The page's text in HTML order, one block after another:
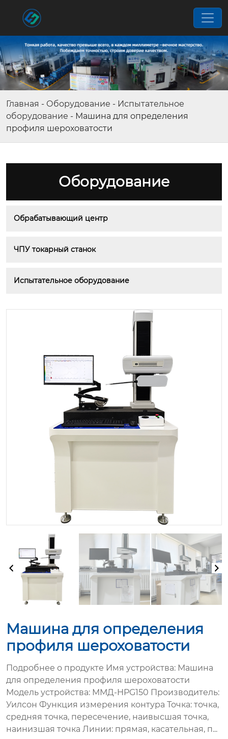
Главная - Оборудование - Испытательное
оборудование - Машина для определения
профиля шероховатости
Оборудование
Обрабатывающий центр
ЧПУ токарный станок
Испытательное оборудование
Машина для определения
профиля шероховатости
Подробнее о продукте Имя устройства: Машина
для определения профиля шероховатости
Модель устройства: ММД-HPG150 Производитель:
Уилсон Функция измерения контура Точка: точка,
средняя точка, пересечение, наивысшая точка,
наинизшая точка Линии: прямая, касательная, п...